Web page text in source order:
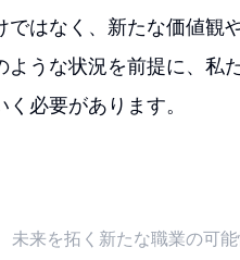
はなく、新たな価値観
ような状況を前提に、私
必要があります。
未来を拓く新たな職業の可